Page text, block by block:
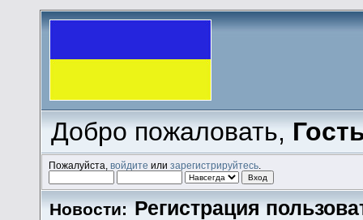
Добро пожаловать,
Пожалуйста,войдите илизарегистрируйтесь
Новости: Регистрация